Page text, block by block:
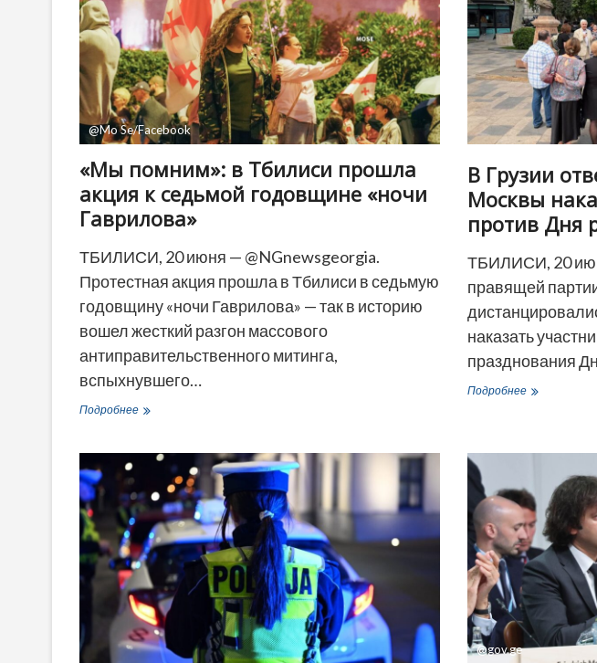
@Mo Se/Facebook
«Мы помним»: в Тбилиси прошла
акция к седьмой годовщине «ночи
Гаврилова»
ТБИЛИСИ, 20 июня — @NGnewsgeorgia.
Протестная акция прошла в Тбилиси в седьмую
годовщину «ночи Гаврилова» — так в историю
вошел жесткий разгон массового
антиправительственного митинга,
вспыхнувшего…
Подробнее«Мы
Тбилиси
прошла
акция
к
седьмой
годовщине
«ночи
Гаврилова»
В Грузии
Москвы
против Дня
ТБИЛИСИ, 20
правящей
наказать
празднования
ПодробнееВ
требование
наказать
против
Дня
русского
языка
@gov.ge